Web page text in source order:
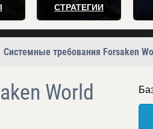
СТРАТЕГИИ
Системные требования Forsaken
World